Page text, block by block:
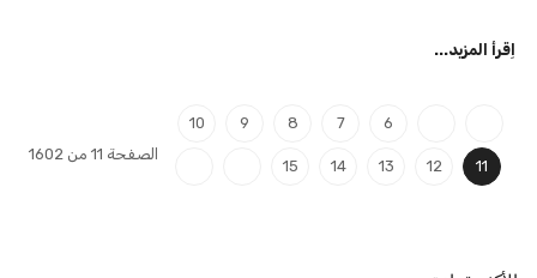
اِقرأ المزيد...
الصفحة 11 من 1602
6
7
8
9
10
11
12
13
14
15